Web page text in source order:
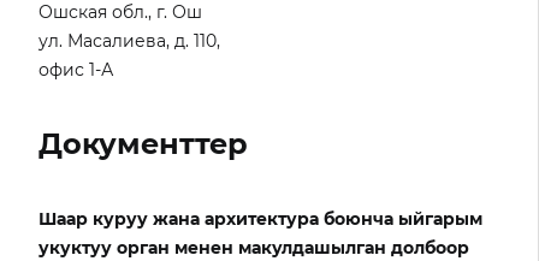
Ошская обл., г. Ош
ул. Масалиева, д. 110,
офис 1-А
Документтер
Шаар куруу жана архитектура боюнча ыйгарым
укуктуу орган менен макулдашылган долбоор